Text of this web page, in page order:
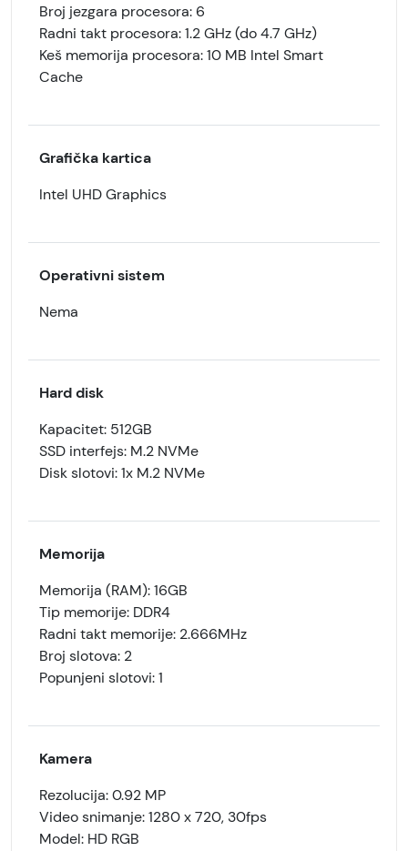
Broj jezgara procesora: 6
Radni takt procesora: 1.2 GHz (do 4.7 GHz)
Keš memorija procesora: 10 MB Intel Smart
Cache
Grafička kartica
Intel UHD Graphics
Operativni sistem
Nema
Hard disk
Kapacitet: 512GB
SSD interfejs: M.2 NVMe
Disk slotovi: 1x M.2 NVMe
Memorija
Memorija (RAM): 16GB
Tip memorije: DDR4
Radni takt memorije: 2.666MHz
Broj slotova: 2
Popunjeni slotovi: 1
Kamera
Rezolucija: 0.92 MP
Video snimanje: 1280 x 720, 30fps
Model: HD RGB